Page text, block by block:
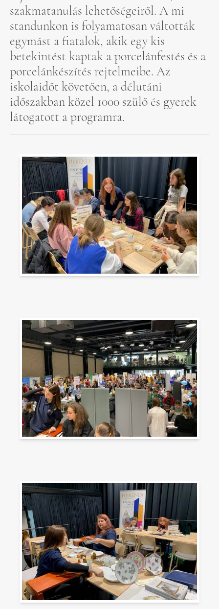
szakmatanulás lehetőségeiről. A mi
standunkon is folyamatosan váltották
egymást a fiatalok, akik egy kis
betekintést kaptak a porcelánfestés és a
porcelánkészítés rejtelmeibe. Az
iskolaidőt követően, a délutáni
időszakban közel 1000 szülő és gyerek
látogatott a programra.